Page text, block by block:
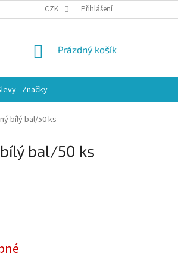
CZK Přihlášení
NÁKUPNÍ
Prázdný košík
Značky
bílý bal/50 ks
bal/50 ks